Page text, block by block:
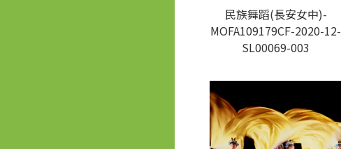
民族舞蹈(長安女中)-
MOFA109179CF-2020-12-
SL00069-003